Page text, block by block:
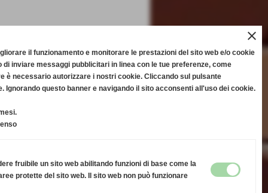
close
il funzionamento e monitorare le prestazioni del sito web e/o cookie
inviare messaggi pubblicitari in linea con le tue preferenze, come
è necessario autorizzare i nostri cookie. Cliccando sul pulsante
Ignorando questo banner e navigando il sito acconsenti all'uso dei cookie.
fruibile un sito web abilitando funzioni di base come la
protette del sito web. Il sito web non può funzionare